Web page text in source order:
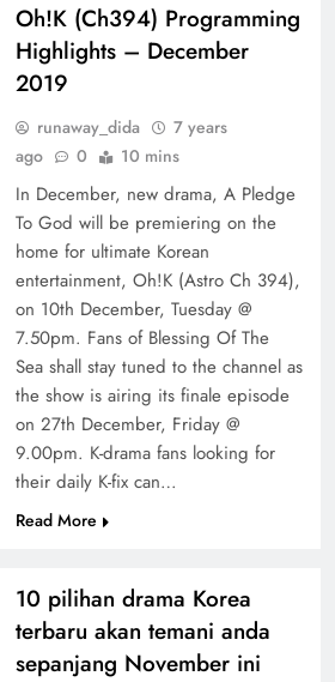
Oh!K (Ch394) Programming
Highlights – December
2019
runaway_dida
7 years
ago
0 10 mins
In December, new drama, A Pledge
To God will be premiering on the
home for ultimate Korean
entertainment, Oh!K (Astro Ch 394),
on 10th December, Tuesday @
7.50pm. Fans of Blessing Of The
Sea shall stay tuned to the channel as
the show is airing its finale episode
on 27th December, Friday @
9.00pm. K-drama fans looking for
their daily K-fix can…
Read More
10 pilihan drama Korea
terbaru akan temani anda
sepanjang November ini